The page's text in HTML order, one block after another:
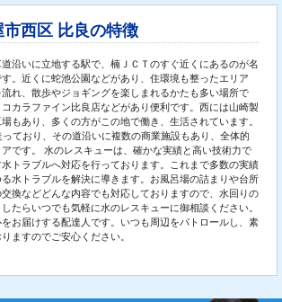
西区 比良の特徴
沿いに立地する駅で、楠ＪＣＴのすぐ近くにあるのが名
。近くに蛇池公園などがあり、住環境も整ったエリア
れ、散歩やジョギングを楽しまれるかたも多い場所で
カラファイン比良店などがあり便利です。西には山崎製
もあり、多くの方がこの地で働き、生活されています。
ており、その道沿いに複数の商業施設もあり、全体的
です。 水のレスキューは、確かな実績と高い技術力で
トラブルへ対応を行っております。これまで多数の実績
水トラブルを解決に導きます。お風呂場の詰まりや台所
換などどんな内容でも対応しておりますので、水回りの
たらいつでも気軽に水のレスキューに御相談ください。
お届けする配達人です。いつも周辺をパトロールし、素
ますのでご安心ください。